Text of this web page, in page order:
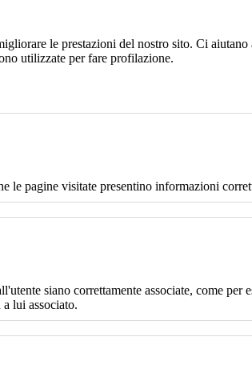
le prestazioni del nostro sito. Ci
utilizzate per fare profilazione.
pagine visitate presentino informazioni
siano correttamente associate, come
lui associato.